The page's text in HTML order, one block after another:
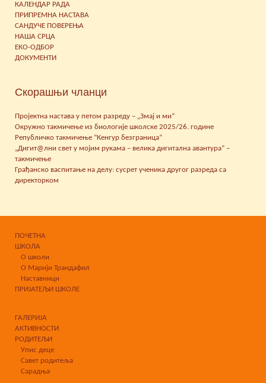
КАЛЕНДАР РАДА
ПРИПРЕМНА НАСТАВА
САНДУЧЕ ПОВЕРЕЊА
НАША СРЦА
ЕКО-ОДБОР
ДОКУМЕНТИ
Скорашњи чланци
Пројектна настава у петом разреду – „Змај и ми“
Окружно такмичење из биологије школске 2025/26. године
Републичко такмичење “Кенгур безграница”
„Дигит@лни свет у мојим рукама – велика дигитална авантура” –
такмичење
Грађанско васпитање на делу: сусрет ученика другог разреда са
директорком
ПОЧЕТНА
ШКОЛА
О школи
О Марији Трандафил
Наставници
ПРИЈАТЕЉИ ШКОЛЕ
ГАЛЕРИЈА
АКТИВНОСТИ
РОДИТЕЉИ
Упис деце
Савет родитеља
Сарадња